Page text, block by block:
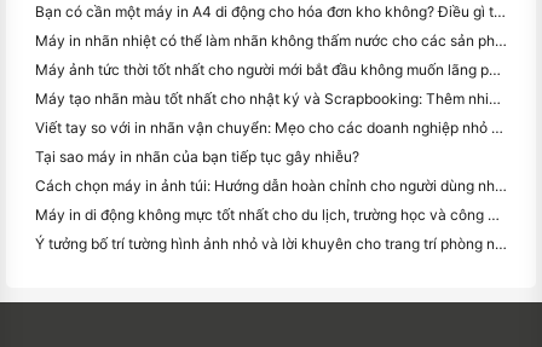
Bạn có cần một máy in A4 di động cho hóa đơn kho không? Điều gì thực sự hoạt động
Máy in nhãn nhiệt có thể làm nhãn không thấm nước cho các sản phẩm doanh nghiệp nhỏ không?
Máy ảnh tức thời tốt nhất cho người mới bắt đầu không muốn lãng phí giấy
Máy tạo nhãn màu tốt nhất cho nhật ký và Scrapbooking: Thêm nhiều màu sắc vào mỗi trang
Viết tay so với in nhãn vận chuyển: Mẹo cho các doanh nghiệp nhỏ vào năm 2026
Tại sao máy in nhãn của bạn tiếp tục gây nhiễu?
Cách chọn máy in ảnh túi: Hướng dẫn hoàn chỉnh cho người dùng nhật ký, du lịch và iPhone
Máy in di động không mực tốt nhất cho du lịch, trường học và công việc di động: Hanin MT620 Pro Review
Ý tưởng bố trí tường hình ảnh nhỏ và lời khuyên cho trang trí phòng ngủ và ký túc xá